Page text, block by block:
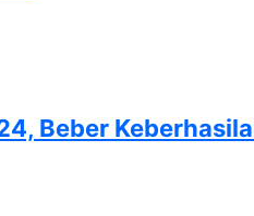
Beber